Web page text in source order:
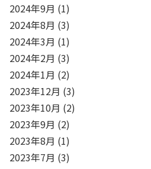
2024年9月 (1)
2024年8月 (3)
2024年3月 (1)
2024年2月 (3)
2024年1月 (2)
2023年12月 (3)
2023年10月 (2)
2023年9月 (2)
2023年8月 (1)
2023年7月 (3)